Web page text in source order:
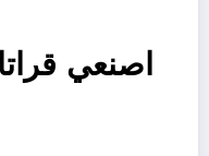
اصنعي